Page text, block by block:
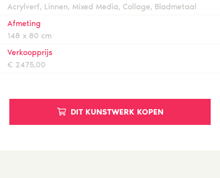
Acrylverf, Linnen, Mixed Media, Collage, Bladmetaal
Afmeting
148 x 80 cm
Verkoopprijs
€ 2475,00
DIT KUNSTWERK KOPEN